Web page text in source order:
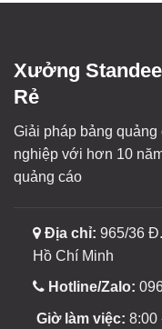
Xưởng
Rẻ
Giải pháp bảng
nghiệp với hơn 10
quảng cáo
Địa chỉ: 965/36
Hồ Chí Minh
Hotline/Zalo:
Giờ làm việc: 8:00